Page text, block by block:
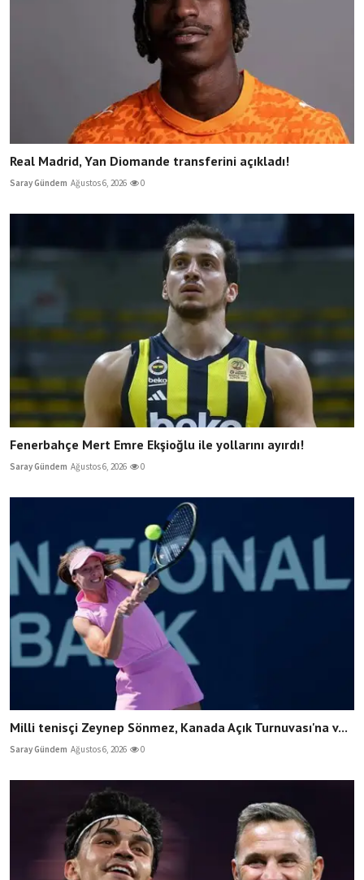
Real Madrid, Yan Diomande transferini açıkladı!
Saray Gündem Ağustos 6, 2026 0
Fenerbahçe Mert Emre Ekşioğlu ile yollarını ayırdı!
Saray Gündem Ağustos 6, 2026 0
Milli tenisçi Zeynep Sönmez, Kanada Açık Turnuvası'na v...
Saray Gündem Ağustos 6, 2026 0